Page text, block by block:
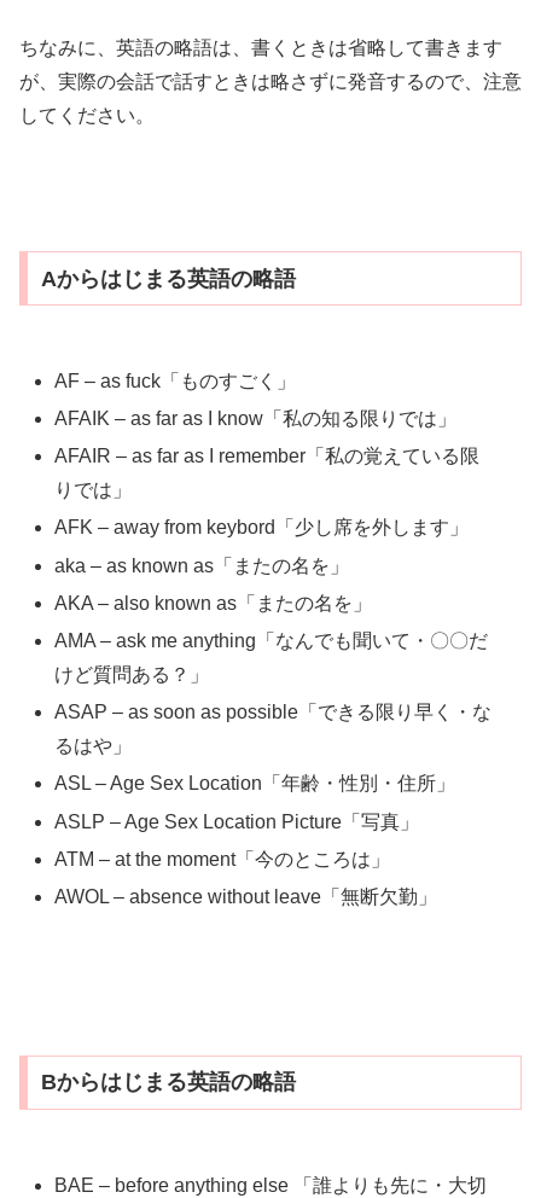
ちなみに、英語の略語は、書くときは省略して書きます
が、実際の会話で話すときは略さずに発音するので、注意
してください。
Aからはじまる英語の略語
AF – as fuck「ものすごく」
AFAIK – as far as I know「私の知る限りでは」
AFAIR – as far as I remember「私の覚えている限
りでは」
AFK – away from keybord「少し席を外します」
aka – as known as「またの名を」
AKA – also known as「またの名を」
AMA – ask me anything「なんでも聞いて・〇〇だ
けど質問ある？」
ASAP – as soon as possible「できる限り早く・な
るはや」
ASL – Age Sex Location「年齢・性別・住所」
ASLP – Age Sex Location Picture「写真」
ATM – at the moment「今のところは」
AWOL – absence without leave「無断欠勤」
Bからはじまる英語の略語
BAE – before anything else 「誰よりも先に・大切